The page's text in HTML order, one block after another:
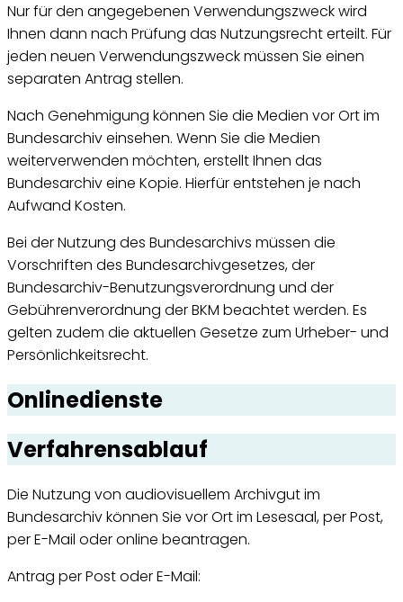
Nur für den angegebenen Verwendungszweck wird
Ihnen dann nach Prüfung das Nutzungsrecht erteilt. Für
jeden neuen Verwendungszweck müssen Sie einen
separaten Antrag stellen.
Nach Genehmigung können Sie die Medien vor Ort im
Bundesarchiv einsehen. Wenn Sie die Medien
weiterverwenden möchten, erstellt Ihnen das
Bundesarchiv eine Kopie. Hierfür entstehen je nach
Aufwand Kosten.
Bei der Nutzung des Bundesarchivs müssen die
Vorschriften des Bundesarchivgesetzes, der
Bundesarchiv-Benutzungsverordnung und der
Gebührenverordnung der BKM beachtet werden. Es
gelten zudem die aktuellen Gesetze zum Urheber- und
Persönlichkeitsrecht.
Onlinedienste
Verfahrensablauf
Die Nutzung von audiovisuellem Archivgut im
Bundesarchiv können Sie vor Ort im Lesesaal, per Post,
per E-Mail oder online beantragen.
Antrag per Post oder E-Mail: